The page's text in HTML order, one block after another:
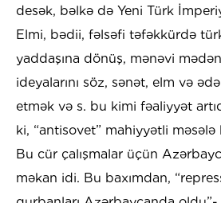
desək, bəlkə də Yeni Türk
Elmi, bədii, fəlsəfi təfəkkürdə
yaddaşına dönüş, mənəvi
ideyalarını söz, sənət, elm və
etmək və s. bu kimi fəaliyyət
ki, “antisovet” mahiyyətli
Bu cür çalışmalar üçün
məkan idi. Bu baxımdan,